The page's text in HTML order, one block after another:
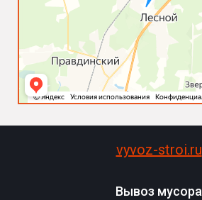
vyvoz-stroi.ru
Вывоз мусора